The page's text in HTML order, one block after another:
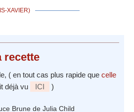
XAVIER)
recette
( en tout cas plus rapide que celle
déjà vu ICI )